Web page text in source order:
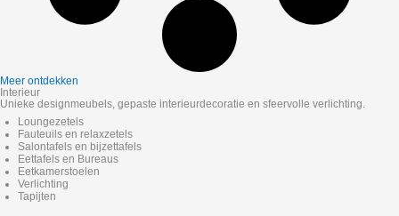
Meer ontdekken
Interieur
Unieke designmeubels, gepaste interieurdecoratie en sfeervolle verlichting.
Loungezetels
Fauteuils en relaxzetels
Salontafels en bijzettafels
Eettafels en Bureaus
Eetkamerstoelen
Verlichting
Tapijten